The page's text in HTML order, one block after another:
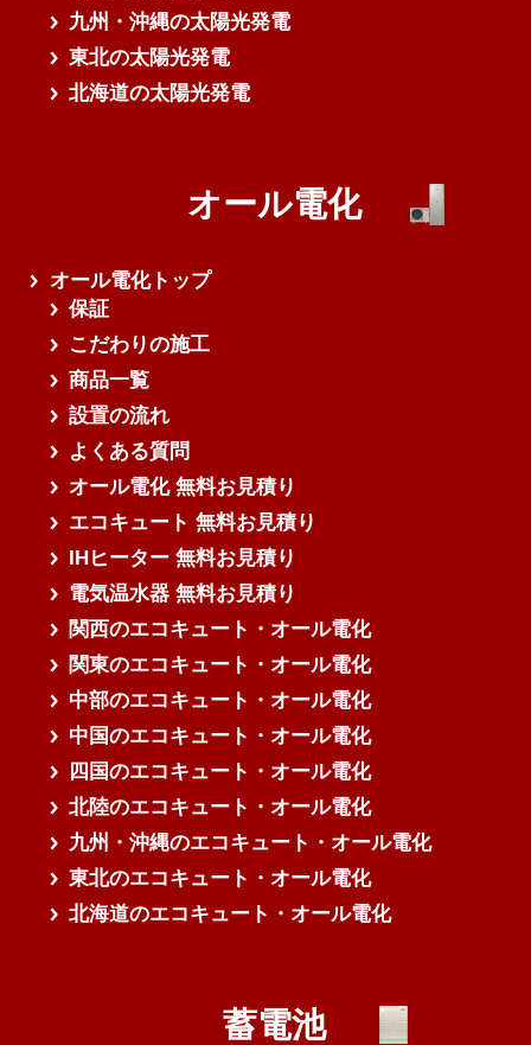
九州・沖縄の太陽光発電
東北の太陽光発電
北海道の太陽光発電
オール電化
オール電化トップ
保証
こだわりの施工
商品一覧
設置の流れ
よくある質問
オール電化 無料お見積り
エコキュート 無料お見積り
IHヒーター 無料お見積り
電気温水器 無料お見積り
関西のエコキュート・オール電化
関東のエコキュート・オール電化
中部のエコキュート・オール電化
中国のエコキュート・オール電化
四国のエコキュート・オール電化
北陸のエコキュート・オール電化
九州・沖縄のエコキュート・オール電化
東北のエコキュート・オール電化
北海道のエコキュート・オール電化
蓄電池